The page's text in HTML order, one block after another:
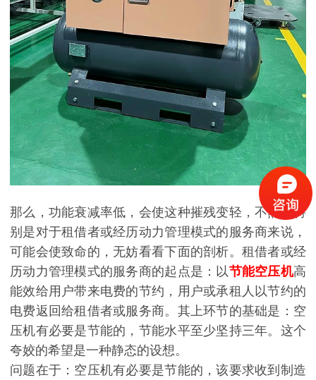
那么，功能衰减率低，会使这种摧残变轻，不然，特
别是对于租借者或经历动力管理模式的服务商来说，
可能会使致命的，无妨看看下面的剖析。租借者或经
历动力管理模式的服务商的起点是：以节能空压机高
能效给用户带来电费的节约，用户或承租人以节约的
电费返回给租借者或服务商。其上环节的基础是：空
压机有必要是节能的，节能水平至少坚持三年。这个
夸姣的希望是一种静态的设想。
问题在于：空压机有必要是节能的，该要求收到制造